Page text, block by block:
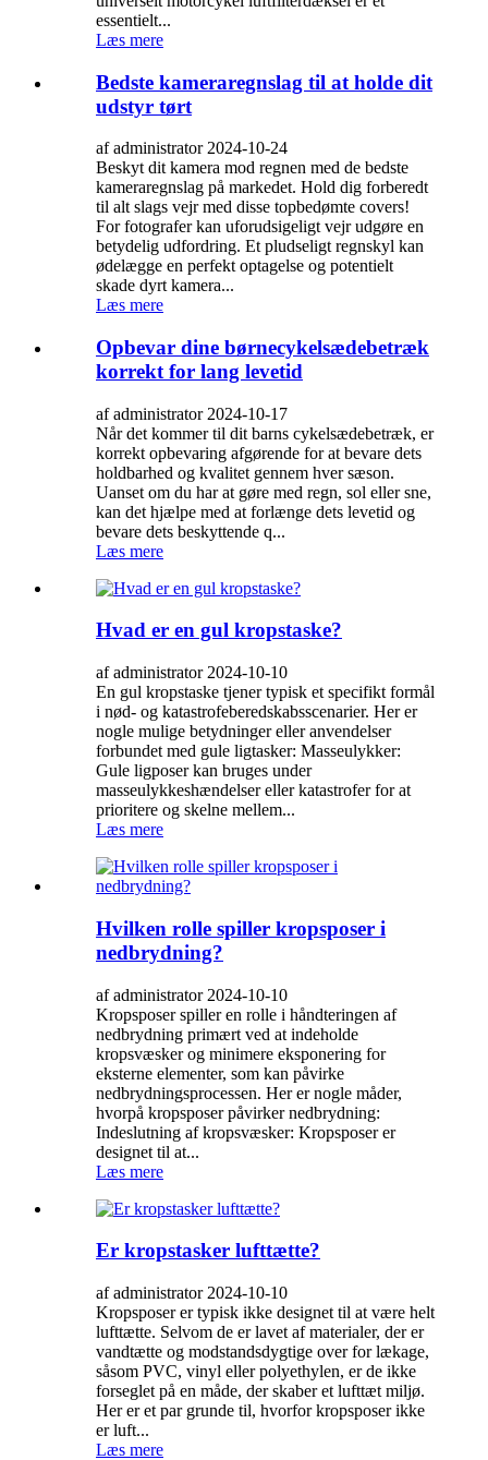
essentielt...
Læs mere
Bedste kameraregnslag til at holde dit
udstyr tørt
af administrator 2024-10-24
Beskyt dit kamera mod regnen med de bedste
kameraregnslag på markedet. Hold dig forberedt
til alt slags vejr med disse topbedømte covers!
For fotografer kan uforudsigeligt vejr udgøre en
betydelig udfordring. Et pludseligt regnskyl kan
ødelægge en perfekt optagelse og potentielt
skade dyrt kamera...
Læs mere
Opbevar dine børnecykelsædebetræk
korrekt for lang levetid
af administrator 2024-10-17
Når det kommer til dit barns cykelsædebetræk, er
korrekt opbevaring afgørende for at bevare dets
holdbarhed og kvalitet gennem hver sæson.
Uanset om du har at gøre med regn, sol eller sne,
kan det hjælpe med at forlænge dets levetid og
bevare dets beskyttende q...
Læs mere
Hvad er en gul kropstaske?
af administrator 2024-10-10
En gul kropstaske tjener typisk et specifikt formål
i nød- og katastrofeberedskabsscenarier. Her er
nogle mulige betydninger eller anvendelser
forbundet med gule ligtasker: Masseulykker:
Gule ligposer kan bruges under
masseulykkeshændelser eller katastrofer for at
prioritere og skelne mellem...
Læs mere
Hvilken rolle spiller kropsposer i
nedbrydning?
af administrator 2024-10-10
Kropsposer spiller en rolle i håndteringen af ​​
nedbrydning primært ved at indeholde
kropsvæsker og minimere eksponering for
eksterne elementer, som kan påvirke
nedbrydningsprocessen. Her er nogle måder,
hvorpå kropsposer påvirker nedbrydning:
Indeslutning af kropsvæsker: Kropsposer er
designet til at...
Læs mere
Er kropstasker lufttætte?
af administrator 2024-10-10
Kropsposer er typisk ikke designet til at være helt
lufttætte. Selvom de er lavet af materialer, der er
vandtætte og modstandsdygtige over for lækage,
såsom PVC, vinyl eller polyethylen, er de ikke
forseglet på en måde, der skaber et lufttæt miljø.
Her er et par grunde til, hvorfor kropsposer ikke
er luft...
Læs mere